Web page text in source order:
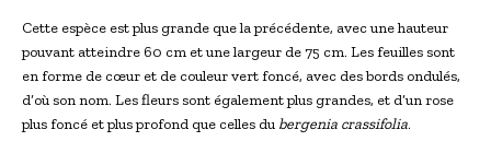
Cette ​espèce est plus grande que la précédente, avec une hauteur
pouvant ⁣atteindre ‌60 cm et une largeur de 75 cm. Les feuilles ​sont
en forme de ⁤cœur et de couleur vert‌ foncé, ⁢avec des bords ondulés,
d’où son nom. Les fleurs sont également plus grandes, et d’un rose
plus foncé et plus profond que celles du bergenia crassifolia.